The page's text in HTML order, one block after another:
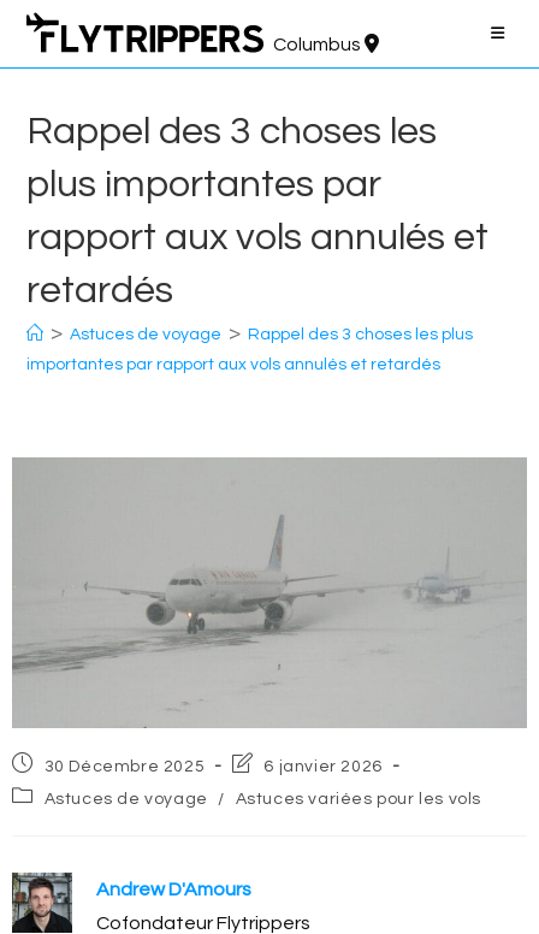
Aller
contenu
Columbus
Rappel des 3 choses les
plus importantes par
rapport aux vols annulés et
retardés
> Astuces de voyage > Rappel des 3 choses les plus
importantes par rapport aux vols annulés et retardés
Post
published:
30 Décembre 2025
Post
modified:
6 janvier 2026
PostAstuces de voyage / Astuces variées pour les vols
Andrew D'Amours
Cofondateur Flytrippers